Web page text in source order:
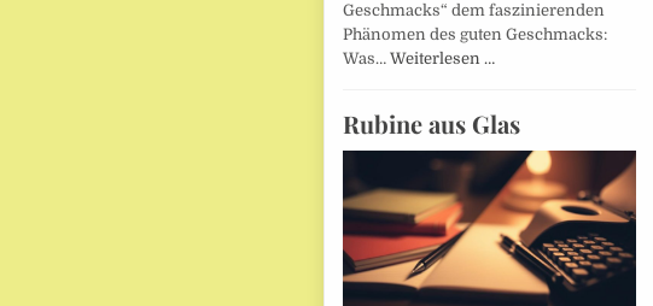
Geschmacks“ dem faszinierenden
Phänomen des guten Geschmacks:
Was… Weiterlesen …
Rubine aus Glas